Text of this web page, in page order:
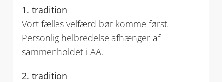
1. tradition
Vort fælles velfærd bør komme først.
Personlig helbredelse afhænger af
sammenholdet i AA.
2. tradition